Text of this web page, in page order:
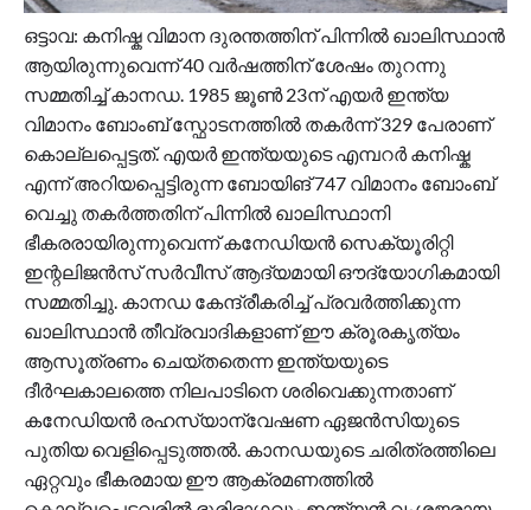
ഒട്ടാവ: കനിഷ്ക വിമാന ദുരന്തത്തിന് പിന്നിൽ ഖാലിസ്ഥാൻ
ആയിരുന്നുവെന്ന് 40 വർഷത്തിന് ശേഷം തുറന്നു
സമ്മതിച്ച് കാനഡ. 1985 ജൂണ്‍ 23ന് എയർ ഇന്ത്യ
വിമാനം ബോംബ് സ്ഫോടനത്തിൽ തകർന്ന് 329 പേരാണ്
കൊല്ലപ്പെട്ടത്. എയർ ഇന്ത്യയുടെ എമ്പറർ കനിഷ്ക
എന്ന് അറിയപ്പെട്ടിരുന്ന ബോയിങ് 747 വിമാനം ബോംബ്
വെച്ചു തകർത്തതിന് പിന്നിൽ ഖാലിസ്ഥാനി
ഭീകരരായിരുന്നുവെന്ന് കനേഡിയൻ സെക്യൂരിറ്റി
ഇന്റലിജൻസ് സർവീസ് ആദ്യമായി ഔദ്യോഗികമായി
സമ്മതിച്ചു. കാനഡ കേന്ദ്രീകരിച്ച് പ്രവർത്തിക്കുന്ന
ഖാലിസ്ഥാൻ തീവ്രവാദികളാണ് ഈ ക്രൂരകൃത്യം
ആസൂത്രണം ചെയ്തതെന്ന ഇന്ത്യയുടെ
ദീർഘകാലത്തെ നിലപാടിനെ ശരിവെക്കുന്നതാണ്
കനേഡിയൻ രഹസ്യാന്വേഷണ ഏജൻസിയുടെ
പുതിയ വെളിപ്പെടുത്തൽ. കാനഡയുടെ ചരിത്രത്തിലെ
ഏറ്റവും ഭീകരമായ ഈ ആക്രമണത്തിൽ